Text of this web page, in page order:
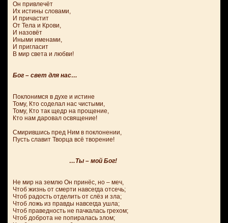
Он привлечёт
Их истины словами,
И причастит
От Тела и Крови,
И назовёт
Иными именами,
И пригласит
В мир света и любви!
Бог – свет для нас…
Поклонимся в духе и истине
Тому, Кто соделал нас чистыми,
Тому, Кто так щедр на прощение,
Кто нам даровал освящение!
Смирившись пред Ним в поклонении,
Пусть славит Творца всё творение!
…Ты – мой Бог!
Не мир на землю Он принёс, но – меч,
Чтоб жизнь от смерти навсегда отсечь;
Чтоб радость отделить от слёз и зла;
Чтоб ложь из правды навсегда ушла;
Чтоб праведность не пачкалась грехом;
Чтоб доброта не попиралась злом;